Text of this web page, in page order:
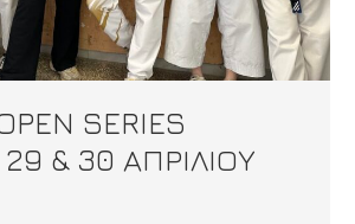
SERIES
& 30 ΑΠΡΙΛΙΟΥ